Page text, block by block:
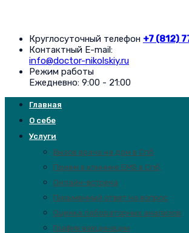
Круглосуточный телефон +7 (812)
Контактный E-mail:
info@doctor-nikolskiy.ru
Режим работы
Ежедневно: 9:00 - 21:00
Главная
О себе
Услуги
Вызов врача на дом в Спб
Прием в клинике EMS в Спб
Онлайн-встреча
Письменный ответ на вопрос
Оценка лабораторных анализов
График вакцинации